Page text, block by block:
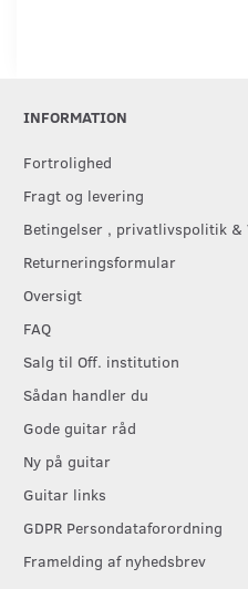
INFORMATION
Fortrolighed
Fragt og levering
Betingelser , privatlivspolitik &
Returneringsformular
Oversigt
FAQ
Salg til Off. institution
Sådan handler du
Gode guitar råd
Ny på guitar
Guitar links
GDPR Persondataforordning
Framelding af nyhedsbrev